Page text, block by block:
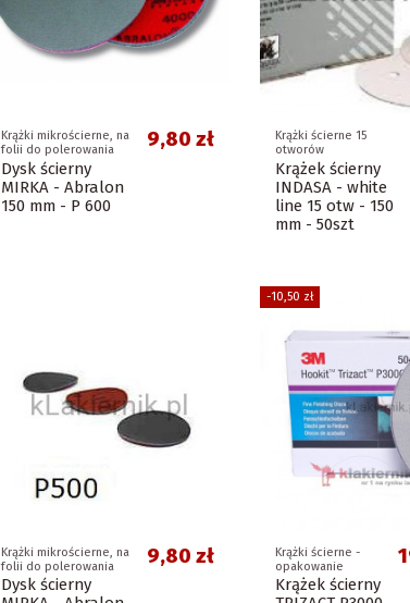
Krążki mikrościerne, na
folii do polerowania
Dysk ścierny
MIRKA - Abralon
150 mm - P 600
9,80 zł
Krążki ścierne 15
otworów
Krążek ścierny
INDASA - white
line 15 otw - 150
mm - 50szt
Krążki mikrościerne, na
folii do polerowania
Dysk ścierny
9,80 zł
-10,50 zł
Krążki ścierne -
opakowanie
Krążek ścierny